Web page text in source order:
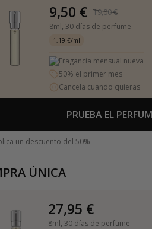
9,50 €
19,00 €
8ml, 30 días de perfume
1,19 €/ml
Fragancia mensual nueva
50% el primer mes
Cancela cuando quieras
PRUEBA EL
un descuento del 50%
ÚNICA
27,95 €
8ml, 30 días de perfume